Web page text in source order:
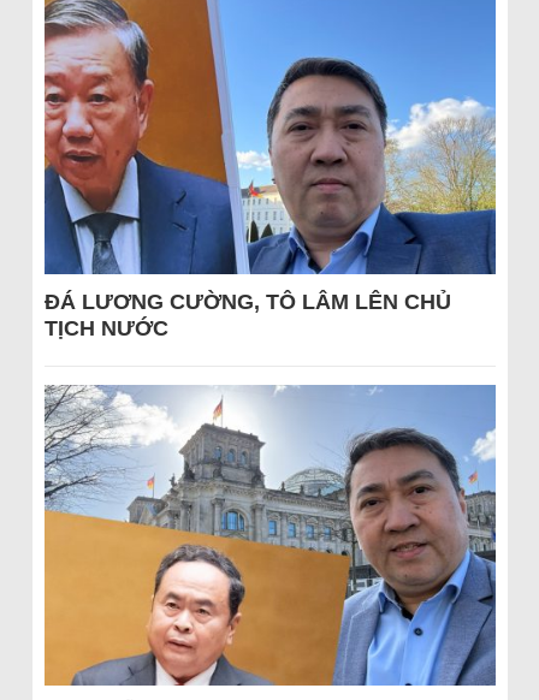
ĐÁ LƯƠNG CƯỜNG, TÔ LÂM LÊN CHỦ
TỊCH NƯỚC